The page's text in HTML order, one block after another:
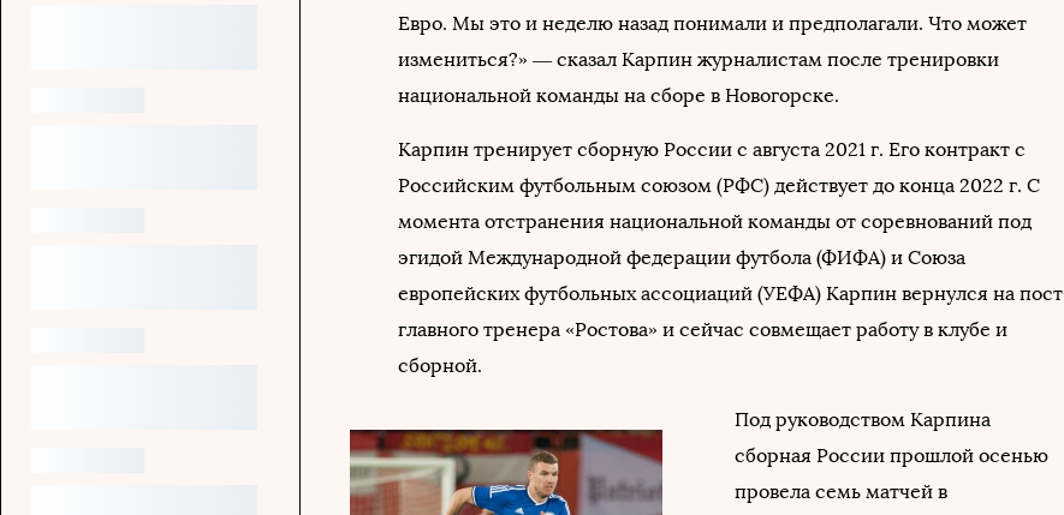
Евро. Мы это и неделю назад понимали и предполагали. Что может
измениться?» — сказал Карпин журналистам после тренировки
национальной команды на сборе в Новогорске.
Карпин тренирует сборную России с августа 2021 г. Его контракт с
Российским футбольным союзом (РФС) действует до конца 2022 г. С
момента отстранения национальной команды от соревнований под
эгидой Международной федерации футбола (ФИФА) и Союза
европейских футбольных ассоциаций (УЕФА) Карпин вернулся на пост
главного тренера «Ростова» и сейчас совмещает работу в клубе и
сборной.
Под руководством Карпина
сборная России прошлой осенью
провела семь матчей в